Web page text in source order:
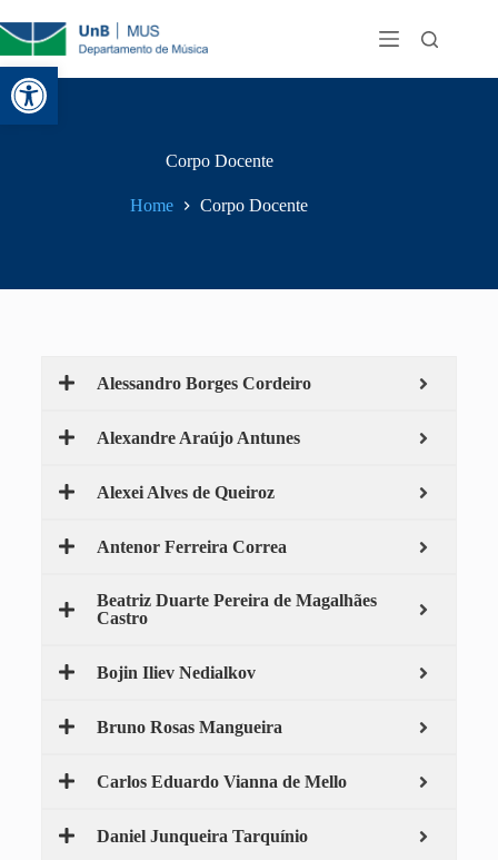
Abrir a barra de ferramentas
Corpo Docente
Home Corpo Docente
Alessandro Borges Cordeiro
Alexandre Araújo Antunes
Alexei Alves de Queiroz
Antenor Ferreira Correa
Beatriz Duarte Pereira de Magalhães
Castro
Bojin Iliev Nedialkov
Bruno Rosas Mangueira
Carlos Eduardo Vianna de Mello
Daniel Junqueira Tarquínio